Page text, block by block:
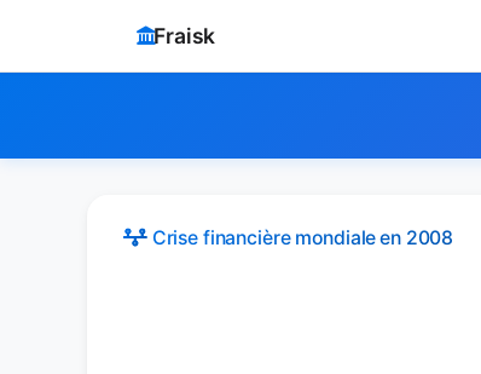
Fraisk
Crise financière mondialeen 2008